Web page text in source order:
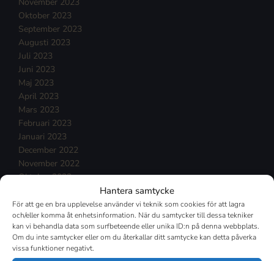
Hantera samtycke
För att ge en bra upplevelse använder vi teknik som cookies för att lagra
och/eller komma åt enhetsinformation. När du samtycker till dessa tekniker
kan vi behandla data som surfbeteende eller unika ID:n på denna webbplats.
Om du inte samtycker eller om du återkallar ditt samtycke kan detta påverka
vissa funktioner negativt.
November 2023
Oktober 2023
September 2023
Augusti 2023
Juli 2023
Juni 2023
Maj 2023
April 2023
Mars 2023
Februari 2023
Januari 2023
December 2022
November 2022
Oktober 2022
Augusti 2022
Juli 2022
Juni 2022
Maj 2022
April 2022